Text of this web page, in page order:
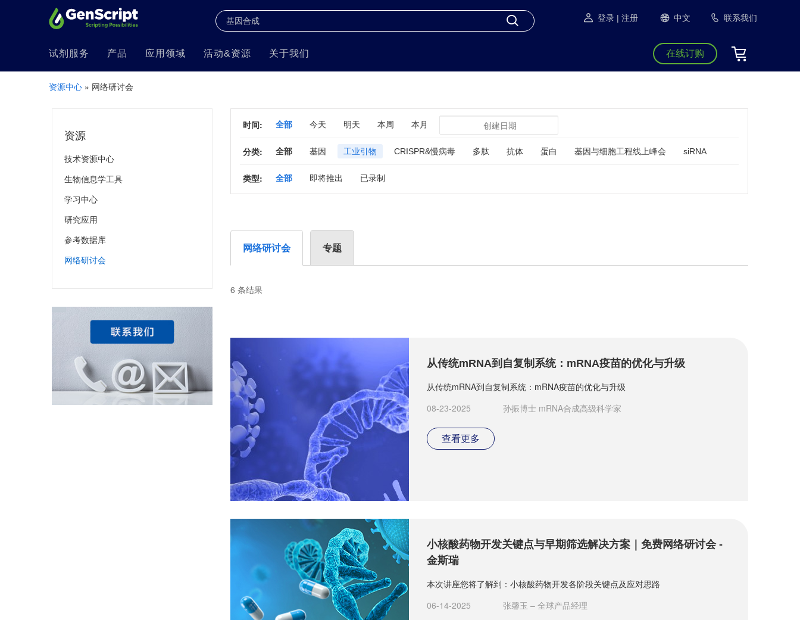
登录 | 注册 中文 联系我们
试剂服务 产品 应用领域 活动&资源 关于我们 在线订购
资源中心 » 网络研讨会
资源
技术资源中心
生物信息学工具
学习中心
研究应用
参考数据库
网络研讨会
时间: 全部 今天 明天 本周 本月
分类: 全部 基因 工业引物 CRISPR&慢病毒 多肽 抗体 蛋白 基因与细胞工程线上峰会 siRNA
类型: 全部 即将推出 已录制
网络研讨会 专题
6 条结果
从传统mRNA到自复制系统：mRNA疫苗的优化与升级
从传统mRNA到自复制系统：mRNA疫苗的优化与升级
08-23-2025
孙振博士 mRNA合成高级科学家
查看更多
小核酸药物开发关键点与早期筛选解决方案｜免费网络研讨会 -
金斯瑞
本次讲座您将了解到：小核酸药物开发各阶段关键点及应对思路
06-14-2025
张馨玉 – 全球产品经理